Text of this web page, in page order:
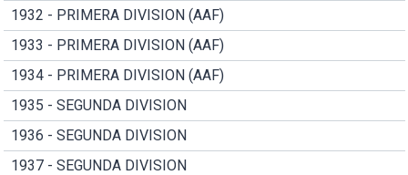
1932 - PRIMERA DIVISION (AAF)
1933 - PRIMERA DIVISION (AAF)
1934 - PRIMERA DIVISION (AAF)
1935 - SEGUNDA DIVISION
1936 - SEGUNDA DIVISION
1937 - SEGUNDA DIVISION